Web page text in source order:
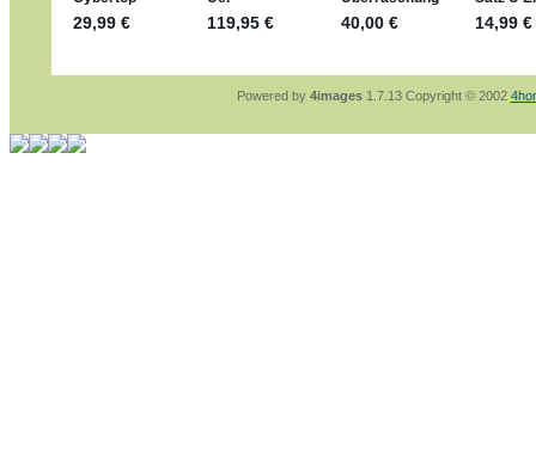
geschrieben am: 28. 4.
So habe ich das in Erinnerung ... oder?
jan-lukas:geschrieben am: 28. 4. 2026 -
Powered by 4images1.7.13 Copyright © 2002